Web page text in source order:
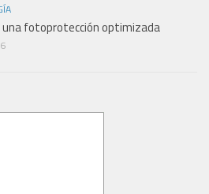
una fotoprotección optimizada